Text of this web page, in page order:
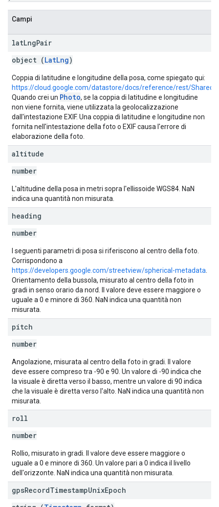
Campi
latLngPair
object (LatLng)
Coppia di latitudine e longitudine della posa, come spiegato qui:
https://cloud.google.com/datastore/docs/reference/rest/
Quando crei un Photo, se la coppia di latitudine e longitudine
non viene fornita, viene utilizzata la geolocalizzazione
dall'intestazione EXIF. Una coppia di latitudine e longitudine non
fornita nell'intestazione della foto o EXIF causa l'errore di
elaborazione della foto.
altitude
number
L'altitudine della posa in metri sopra l'ellissoide WGS84. NaN
indica una quantità non misurata.
heading
number
I seguenti parametri di posa si riferiscono al centro della foto.
Corrispondono a
https://developers.google.com/streetview/spherical-metadata
Orientamento della bussola, misurato al centro della foto in
gradi in senso orario da nord. Il valore deve essere maggiore o
uguale a 0 e minore di 360. NaN indica una quantità non
misurata.
pitch
number
Angolazione, misurata al centro della foto in gradi. Il valore
deve essere compreso tra -90 e 90. Un valore di -90 indica che
la visuale è diretta verso il basso, mentre un valore di 90 indica
che la visuale è diretta verso l'alto. NaN indica una quantità non
misurata.
roll
number
Rollio, misurato in gradi. Il valore deve essere maggiore o
uguale a 0 e minore di 360. Un valore pari a 0 indica il livello
dell'orizzonte. NaN indica una quantità non misurata.
gpsRecordTimestampUnixEpoch